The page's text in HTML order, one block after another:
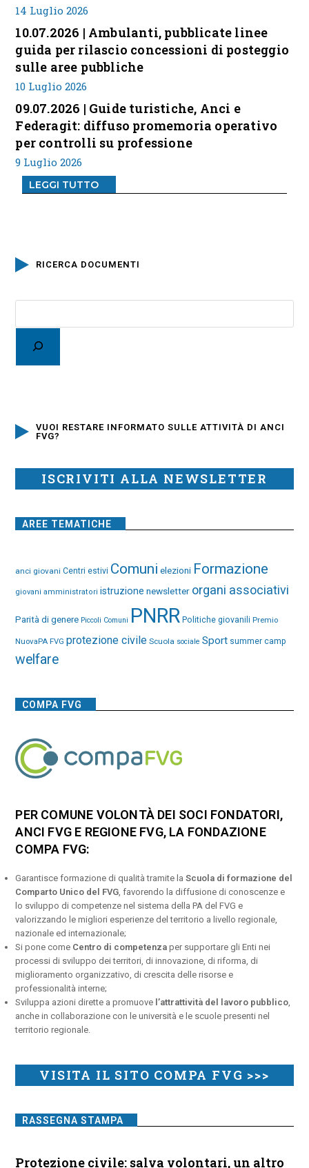
14 Luglio 2026
10.07.2026 | Ambulanti, pubblicate linee
guida per rilascio concessioni di posteggio
sulle aree pubbliche
10 Luglio 2026
09.07.2026 | Guide turistiche, Anci e
Federagit: diffuso promemoria operativo
per controlli su professione
9 Luglio 2026
LEGGI TUTTO
RICERCA DOCUMENTI
VUOI RESTARE INFORMATO SULLE ATTIVITÀ DI ANCI
FVG?
ISCRIVITI ALLA NEWSLETTER
AREE TEMATICHE
anci giovani Centri estivi Comuni elezioni Formazione
giovani amministratori istruzione newsletter organi associativi
Parità di genere Piccoli Comuni PNRR Politiche giovanili Premio
NuovaPA FVG protezione civile Scuola sociale Sport summer camp
welfare
COMPA FVG
PER COMUNE VOLONTÀ DEI SOCI FONDATORI,
ANCI FVG E REGIONE FVG, LA FONDAZIONE
COMPA FVG:
Garantisce formazione di qualità tramite laScuola di formazione del
Comparto Unico del FVG, favorendo la diffusione di conoscenze e
lo sviluppo di competenze nel sistema della PA del FVG e
valorizzando le migliori esperienze del territorio a livello regionale,
nazionale ed internazionale;
Si pone come Centro di competenza per supportare gli Enti nei
processi di sviluppo dei territori, di innovazione, di riforma, di
miglioramento organizzativo, di crescita delle risorse e
professionalità interne;
Sviluppa azioni dirette a promuove l’attrattività del lavoro pubblico,
anche in collaborazione con le università e le scuole presenti nel
territorio regionale.
VISITA IL SITO COMPA FVG >>>
RASSEGNA STAMPA
Protezione civile: salva volontari, un altro